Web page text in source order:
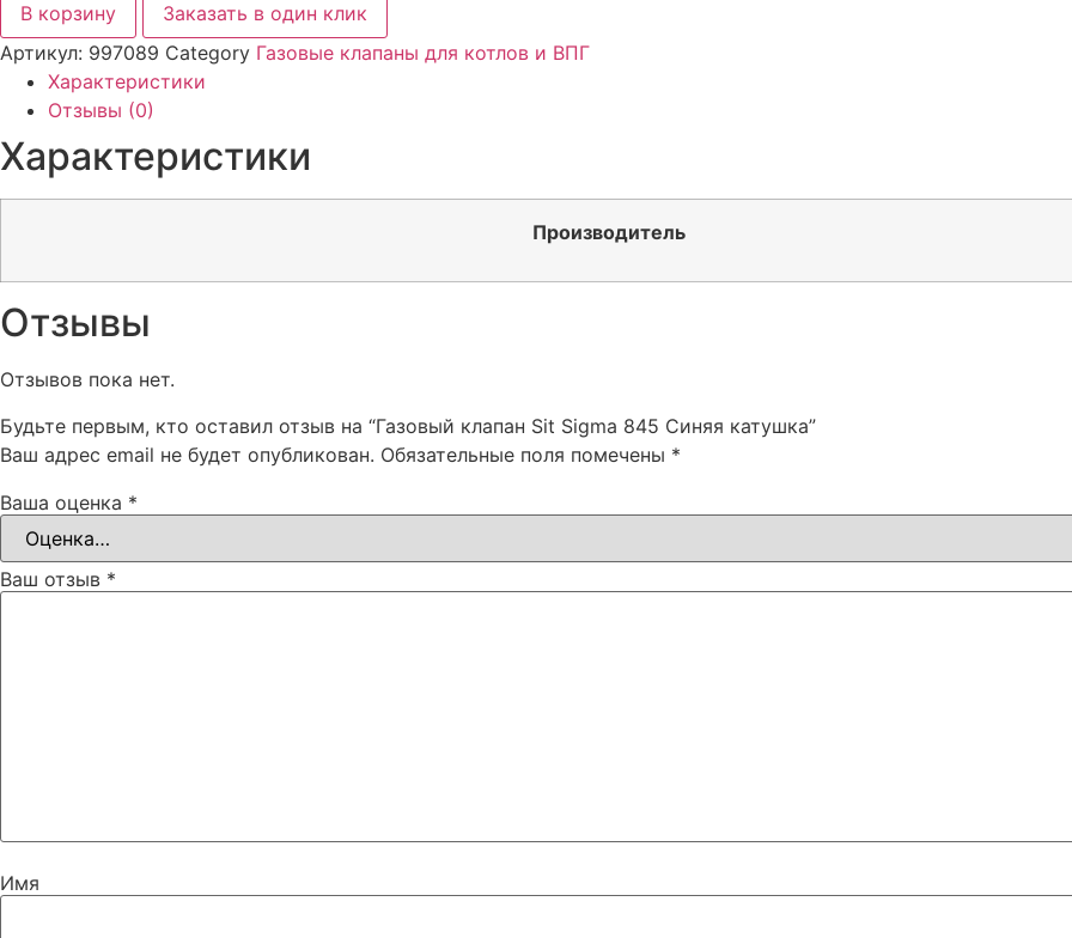
Sit
Sigma
845
Синяя
катушка
В корзину
Заказать в один клик
Артикул: 997089 Category Газовые клапаны для котлов и ВПГ
Характеристики
Отзывы (0)
Характеристики
Производитель
Отзывы
Отзывов пока нет.
Будьте первым, кто оставил отзыв на “Газовый клапан Sit Sigma 845 Синяя катушка”
Ваш адрес email не будет опубликован. Обязательные поля помечены *
Ваша оценка *
Ваш отзыв *
Имя